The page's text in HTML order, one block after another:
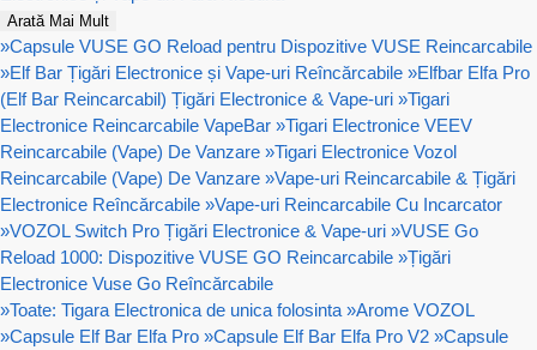
Arată Mai Mult
»Capsule VUSE GO Reload pentru Dispozitive VUSE Reincarcabile
»Elf Bar Țigări Electronice și Vape-uri Reîncărcabile »Elfbar Elfa Pro
(Elf Bar Reincarcabil) Țigări Electronice & Vape-uri »Tigari
Electronice Reincarcabile VapeBar »Tigari Electronice VEEV
Reincarcabile (Vape) De Vanzare »Tigari Electronice Vozol
Reincarcabile (Vape) De Vanzare »Vape-uri Reincarcabile & Țigări
Electronice Reîncărcabile »Vape-uri Reincarcabile Cu Incarcator
»VOZOL Switch Pro Țigări Electronice & Vape-uri »VUSE Go
Reload 1000: Dispozitive VUSE GO Reincarcabile »Țigări
Electronice Vuse Go Reîncărcabile
»Toate: Tigara Electronica de unica folosinta »Arome VOZOL
»Capsule Elf Bar Elfa Pro »Capsule Elf Bar Elfa Pro V2 »Capsule